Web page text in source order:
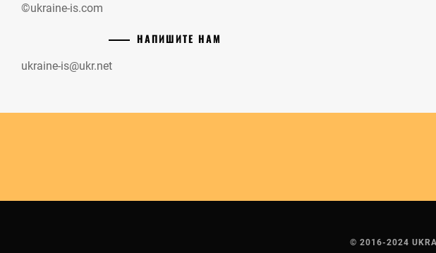
©ukraine-is.com
НАПИШИТЕ НАМ
ukraine-is@ukr.net
© 2016-2024